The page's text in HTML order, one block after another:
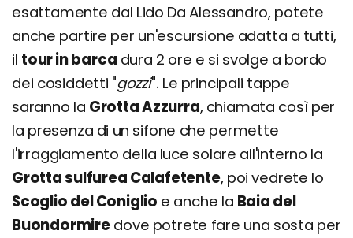
esattamente dal Lido Da Alessandro, potete
anche partire per un'escursione adatta a tutti,
il tour in barca dura 2 ore e si svolge a bordo
dei cosiddetti "gozzi". Le principali tappe
saranno la Grotta Azzurra, chiamata così per
la presenza di un sifone che permette
l'irraggiamento della luce solare all'interno la
Grotta sulfurea Calafetente, poi vedrete lo
Scoglio del Coniglio e anche la Baia del
Buondormiredove potrete fare una sosta per